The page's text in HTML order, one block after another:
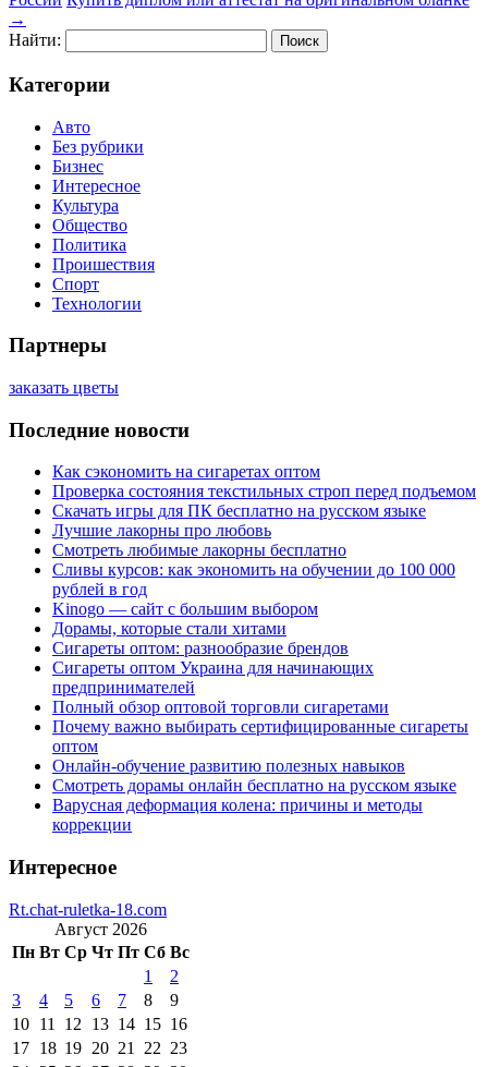
→
Найти:
Категории
Авто
Без рубрики
Бизнес
Интересное
Культура
Общество
Политика
Проишествия
Спорт
Технологии
Партнеры
заказать цветы
Последние новости
Как сэкономить на сигаретах оптом
Проверка состояния текстильных строп перед подъемом
Скачать игры для ПК бесплатно на русском языке
Лучшие лакорны про любовь
Смотреть любимые лакорны бесплатно
Сливы курсов: как экономить на обучении до 100 000
рублей в год
Kinogo — сайт с большим выбором
Дорамы, которые стали хитами
Сигареты оптом: разнообразие брендов
Сигареты оптом Украина для начинающих
предпринимателей
Полный обзор оптовой торговли сигаретами
Почему важно выбирать сертифицированные сигареты
оптом
Онлайн-обучение развитию полезных навыков
Смотреть дорамы онлайн бесплатно на русском языке
Варусная деформация колена: причины и методы
коррекции
Интересное
Rt.chat-ruletka-18.com
Август 2026
Пн Вт Ср Чт Пт Сб Вс
1
2
3
4 5 6 7 8
9
10 11 12 13 14 15 16
17 18 19 20 21 22 23